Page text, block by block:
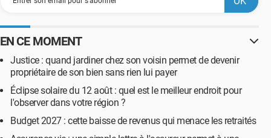
EN CE MOMENT
Justice : quand jardiner chez son voisin permet de devenir
propriétaire de son bien sans rien lui payer
Éclipse solaire du 12 août : quel est le meilleur endroit pour
l'observer dans votre région ?
Budget 2027 : cette baisse de revenus qui menace les retraités